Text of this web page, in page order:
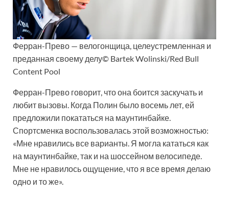
Ферран-Прево — велогонщица, целеустремленная и
преданная своему делу© Bartek Wolinski/Red Bull
Content Pool
Ферран-Прево говорит, что она боится заскучать и
любит вызовы. Когда Полин было восемь лет, ей
предложили покататься на маунтинбайке.
Спортсменка воспользовалась этой возможностью:
«Мне нравились все варианты. Я могла кататься как
на маунтинбайке, так и на шоссейном велосипеде.
Мне не нравилось ощущение, что я все время делаю
одно и то же».